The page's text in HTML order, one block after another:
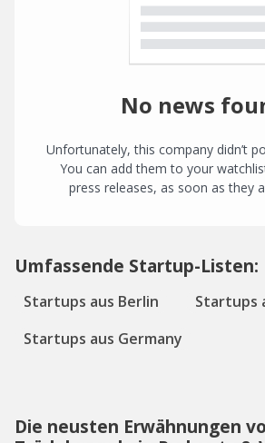
No news
Unfortunately, this company didn’t
You can add them to your
press releases, as soon as they
Umfassende Startup-Listen:
Startups aus Berlin
Startups
Startups aus Germany
Die neusten Erwähnungen